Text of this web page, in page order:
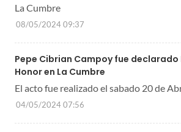
La Cumbre
08/05/2024 09:37
Pepe Cibrian Campoy fue declarado
Honor en La Cumbre
El acto fue realizado el sabado 20 de
04/05/2024 07:56